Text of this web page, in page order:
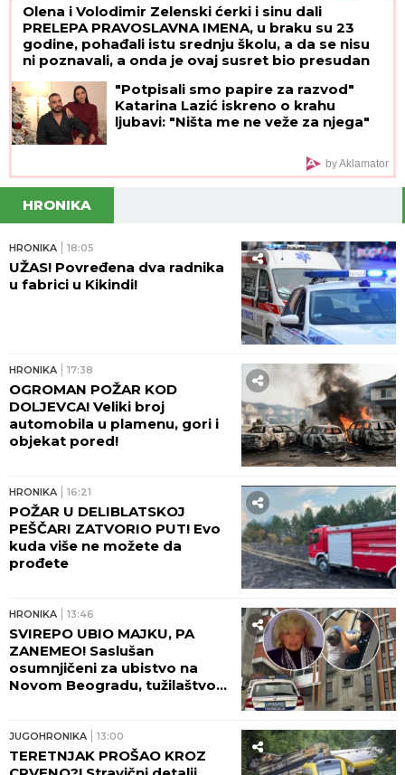
FILMSKA POTERA U NOVOM SADU!
"Pali" pljačkaši iz "audija": Ojadili
poznatu brzu hranu, a onda je
usledila munjevita akcija policije
Voditeljki RTS-a TELO CELO U MIŠIĆIMA, skinula
se u bikini i pokazala RASNE OBLINE Skroz joj
popustile kočnice, slike sa odmora napravile dar-
panici nakon smrti kolega: "Velika
sam kukavica, mužu ne smem ni da
pomenem kupovinu grobnice"
STRAVIČNA NESREĆA KOD
JASENOVIKA!
Strahuje se da IMA
POVREĐENIH, sve vrvi od policije i
Olena i Volodimir Zelenski ćerki i sinu dali
PRELEPA PRAVOSLAVNA IMENA, u braku su 23
godine, pohađali istu srednju školu, a da se nisu
ni poznavali, a onda je ovaj susret bio presudan